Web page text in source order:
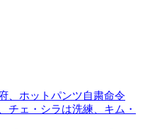
、ホットパンツ自粛命令
チェ・シラは洗練、キム・